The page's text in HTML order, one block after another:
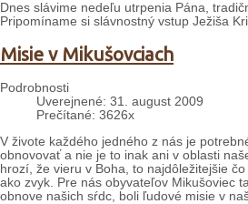
Dnes slávime nedeľu utrpenia Pána,
Pripomíname si slávnostný vstup Ježiša
Misie v Mikušovciach
Podrobnosti
Uverejnené: 31. august 2009
Prečítané: 3626x
V živote každého jedného z nás je
obnovovať a nie je to inak ani v oblasti
hrozí, že vieru v Boha, to najdôležitejšie
ako zvyk. Pre nás obyvateľov Mikušoviec
obnove našich sŕdc, boli ľudové misie v